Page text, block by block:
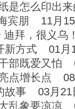
是怎么印出
宾朋
11月
迪拜，很义乌
新方式
01月
部既爱又怕
点增长点
故事
03月21
乱象要凉凉